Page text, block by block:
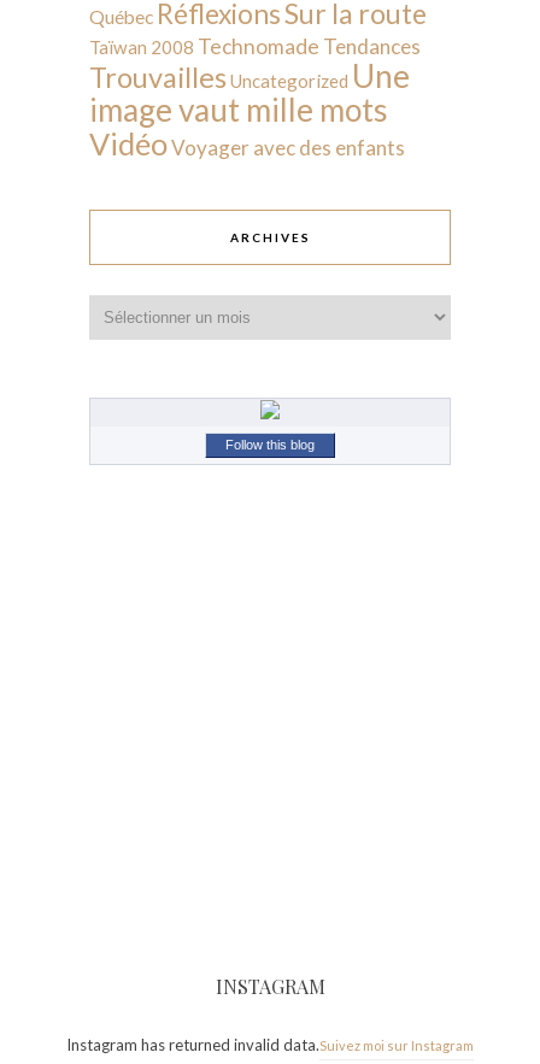
Québec RéflexionsSur la route
Taïwan 2008 Technomade Tendances
Trouvailles Uncategorized Une
image vaut mille mots
VidéoVoyager avec des enfants
ARCHIVES
Follow this blog
INSTAGRAM
Instagram has returned invalid data.Suivez moi sur Instagram